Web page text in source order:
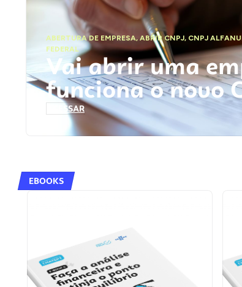
ABERTURA DE EMPRESA,ABRIR CNPJ, CNPJ
FEDERAL
Vai abrir uma
funciona o novo
ACESSAR
EBOOKS